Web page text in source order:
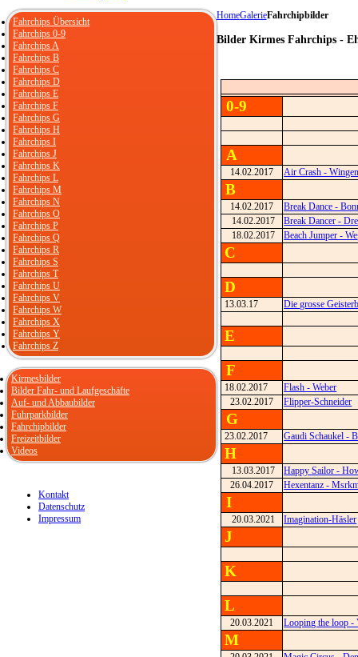
HomeGalerieFahrchipbilder
Bilder Kirmes Fahrchips -
0-9
A
14.02.2017 Air Crash -
B
14.02.2017
Break Dance -
14.02.2017
Break Dancer -
18.02.2017
Beach Jumper -
C
D
13.03.17 Die grosse
E
F
18.02.2017
Flash - Weber
23.02.2017
Flipper-Schneider
G
23.02.2017 Gaudi Schaukel -
H
13.03.2017
Happy Sailor -
26.04.2017
Hexentanz -
I
20.03.2021 Imagination-Häsler
J
K
L
20.03.2021 Looping the loop -
M
Fahrchips Übersicht
Fahrchips 0-9
Fahrchips A
Fahrchips B
Fahrchips C
Fahrchips D
Fahrchips E
Fahrchips F
Fahrchips G
Fahrchips H
Fahrchips I
Fahrchips J
Fahrchips K
Fahrchips L
Fahrchips M
Fahrchips N
Fahrchips O
Fahrchips P
Fahrchips Q
Fahrchips R
Fahrchips S
Fahrchips T
Fahrchips U
Fahrchips V
Fahrchips W
Fahrchips X
Fahrchips Y
Fahrchips Z
Kirmesbilder
Bilder Fahr- und Laufgeschäfte
Auf- und Abbaubilder
Fuhrparkbilder
Fahrchipbilder
Freizeitbilder
Videos
Kontakt
Datenschutz
Impressum